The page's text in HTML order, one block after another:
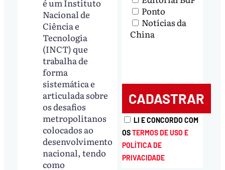
é um Instituto
Nacional de
Ciência e
Tecnologia
(INCT) que
trabalha de
forma
sistemática e
articulada sobre
os desafios
metropolitanos
colocados ao
desenvolvimento
nacional, tendo
como
Ponto
Notícias da
China
LI E CONCORDO COM
OSTERMOS DE USO E
POLÍTICA DE
PRIVACIDADE